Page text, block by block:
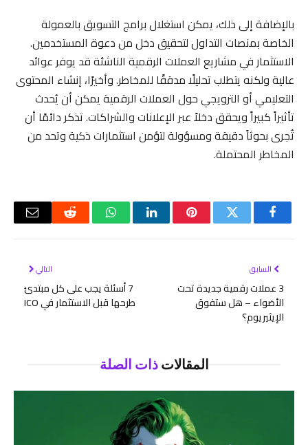
بالإضافة إلى ذلك، يمكن استغلال برامج التسويق بالعمولة
الخاصة بمنصات التداول لتحقيق دخل من دعوة المستخدمين.
الاستثمار في مشاريع العملات الرقمية الناشئة قد يوفر عوائد
عالية ولكنه يتطلب تحليلًا مدققًا للمخاطر. وأخيرًا، إنشاء المحتوى
التعليمي أو الترويجي حول العملات الرقمية يمكن أن يُحدث
تأثيراً كبيراً ويحقق دخلاً عبر الإعلانات والشراكات. تذكر دائمًا أن
تُجرى بحوثاً دقيقة ومسؤولة لتؤمن استثمارات ذكية وتحد من
المخاطر المحتملة.
فيسبوكتويتر بينتيريستلينكدإن واتسابرديت
البريد
السابق
3 عملات رقمية جديدة تحت
الأضواء – هل ستفوق
الإيثيريوم؟
التالي
7 أسئلة يجب على كل مبتدئ
طرحها قبل الاستثمار في ICO
المقالاتذات الصلة